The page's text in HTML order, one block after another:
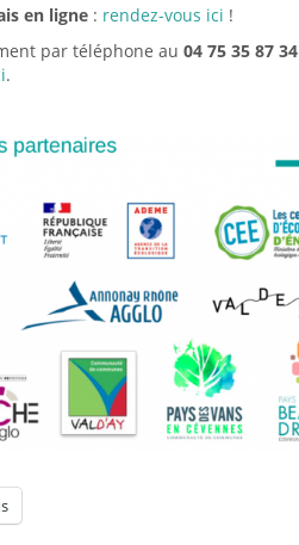
en ligne : rendez-vous ici !
par téléphone au 04 75 35 87 34
.